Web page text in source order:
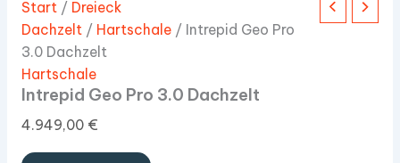
Start/ Dreieck
Dachzelt/ Hartschale/ Intrepid Geo Pro
3.0 Dachzelt
Hartschale
Intrepid Geo Pro 3.0 Dachzelt
4.949,00 €